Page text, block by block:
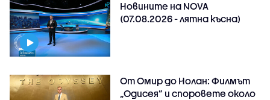
Новините на NOVA
(07.08.2026 - лятна късна)
От Омир до Нолан: Филмът
„Одисея” и споровете около